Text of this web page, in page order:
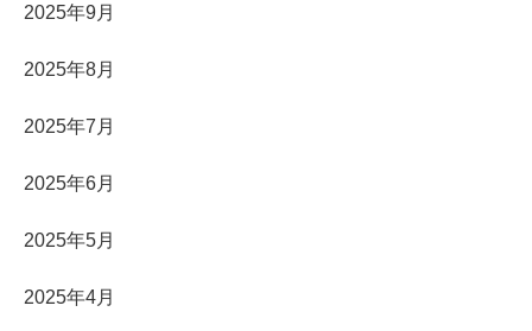
2025年9月
2025年8月
2025年7月
2025年6月
2025年5月
2025年4月